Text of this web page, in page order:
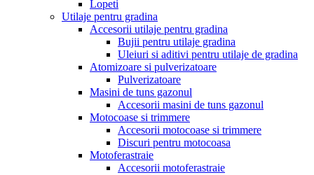
Lopeti
Utilaje pentru gradina
Accesorii utilaje pentru gradina
Bujii pentru utilaje gradina
Uleiuri si aditivi pentru utilaje de gradina
Atomizoare si pulverizatoare
Pulverizatoare
Masini de tuns gazonul
Accesorii masini de tuns gazonul
Motocoase si trimmere
Accesorii motocoase si trimmere
Discuri pentru motocoasa
Motoferastraie
Accesorii motoferastraie